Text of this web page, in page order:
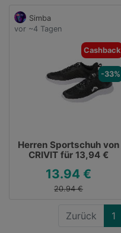
Simba
vor ~4 Tagen
Cashback
-33%
Herren Sportschuh von
CRIVIT für 13,94 €
13.94 €
20.94 €
Zurück 1